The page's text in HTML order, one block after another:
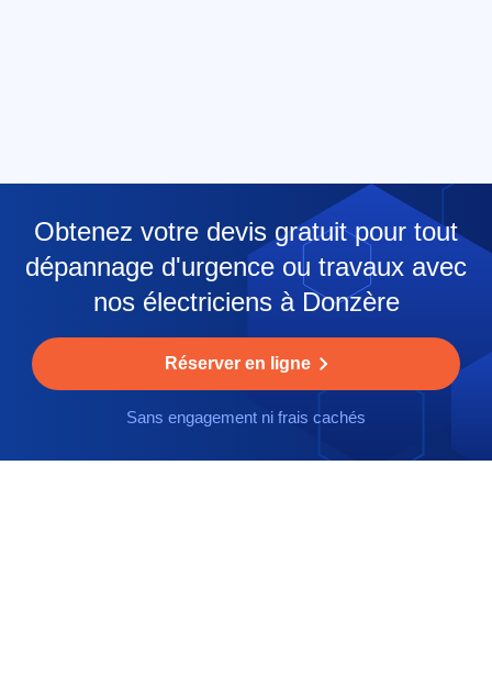
Obtenez votre devis gratuit pour tout
dépannage d'urgence ou travaux avec
nos électriciens à Donzère
Réserver en ligne
Sans engagement ni frais cachés